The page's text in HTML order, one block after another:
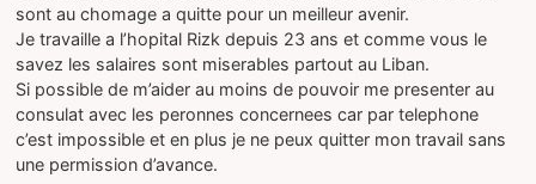
sont au chomage a quitte pour un meilleur avenir.
Je travaille a l’hopital Rizk depuis 23 ans et comme vous le
savez les salaires sont miserables partout au Liban.
Si possible de m’aider au moins de pouvoir me presenter au
consulat avec les peronnes concernees car par telephone
c’est impossible et en plus je ne peux quitter mon travail sans
une permission d’avance.